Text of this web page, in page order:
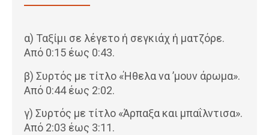
α) Ταξίμι σε λέγετο ή σεγκιάχ ή ματζόρε.
Από 0:15 έως 0:43.
β) Συρτός με τίτλο «Ήθελα να ’μουν άρωμα».
Από 0:44 έως 2:02.
γ) Συρτός με τίτλο «Άρπαξα και μπαΐλντισα».
Από 2:03 έως 3:11.